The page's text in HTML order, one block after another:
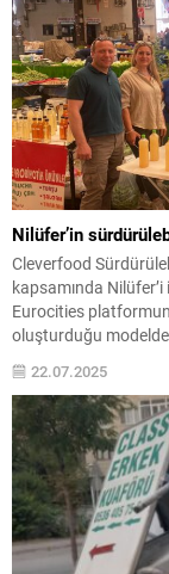
Nilüfer’in
Cleverfood
kapsamında
Eurocities
oluşturduğu
gıda sistemindeki
bir model haline
ve Nilüfer Tarımsal
22.07.2025